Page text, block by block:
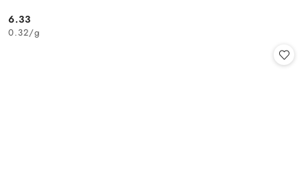
Cena:
6.33
0.32/g